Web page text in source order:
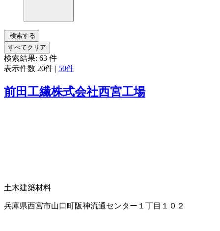
検索する
すべてクリア
検索結果: 63 件
表示件数 20件 | 50件
前田工繊株式会社西宮工場
土木建築材料
兵庫県西宮市山口町阪神流通センター１丁目１０２